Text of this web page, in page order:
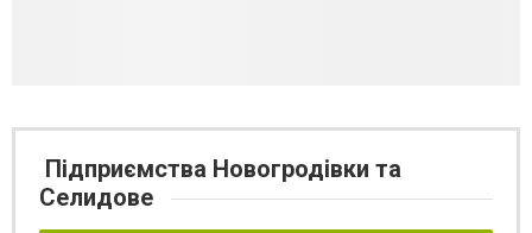
Підприємства Новогродівки та
Селидове